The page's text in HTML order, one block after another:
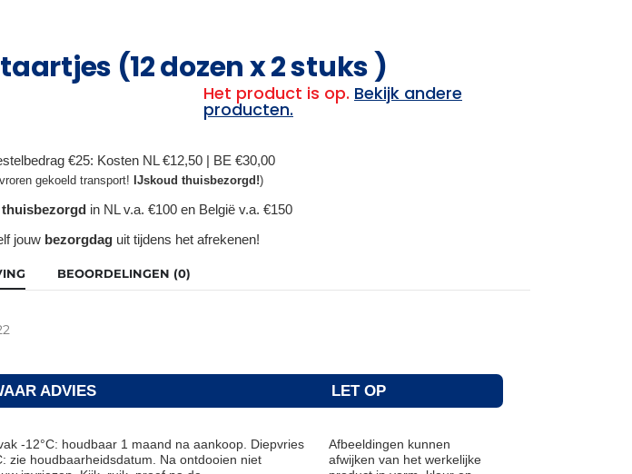
(12 dozen x 2 stuks )
Het product is op. Bekijk andere
producten.
€25: Kosten NL €12,50 | BE €30,00
gekoeld transport!IJskoud thuisbezorgd!)
in NL v.a. €100 en België v.a. €150
jouw bezorgdag uit tijdens het afrekenen!
BEOORDELINGEN (0)
ADVIES LET OP
-12°C: houdbaar 1 maand na aankoop. Diepvries
zie houdbaarheidsdatum. Na ontdooien niet
Afbeeldingen kunnen
afwijken van het werkelijke